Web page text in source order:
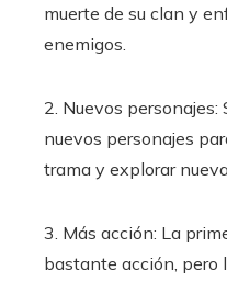
muerte de su clan y
enemigos.
2. Nuevos
nuevos personajes
trama y explorar
3. Más acción: La
bastante acción, pero